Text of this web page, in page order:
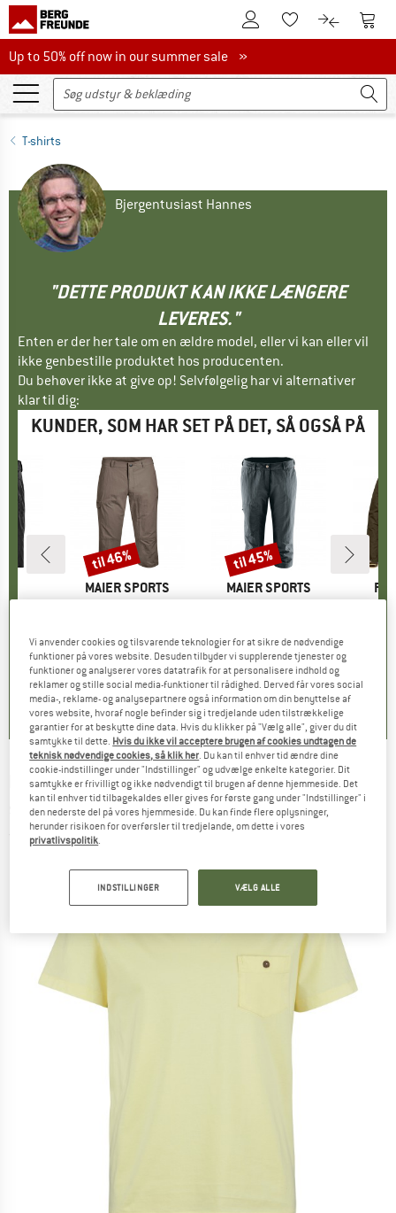
Til kundekontoenTil huskesedlen.
Til Til
Up to 50% off now in our summer sale
Up to 50% off now in our summer sale »
T-shirts
Bjergentusiast Hannes
"DETTE PRODUKT KAN IKKE LÆNGERE
LEVERES."
Enten er der her tale om en ældre model, eller vi kan eller vil
ikke genbestille produktet hos producenten.
Du behøver ikke at give op! Selvfølgelig har vi alternativer
klar til dig:
KUNDER, SOM HAR SET PÅ DET, SÅ OGSÅ PÅ
pris
€
MÆRKE
MAIER SPORTS
Pris
79,95 € Nedsat pris
fra 43,17 €
4,5(17)
Rabat
til 46%
MÆRKE
MAIER SPORTS
Pris
79,95 € Nedsat pris
fra 43,97 €
4,6(42)
Rabat
til 45%
KLITMØLLER COLLECTIVE -William Tee - T-
shirt
(0)
Vi anvender cookies og tilsvarende teknologier for at sikre de nødvendige
funktioner på vores website. Desuden tilbyder vi supplerende tjenester og
funktioner og analyserer vores datatrafik for at personalisere indhold og
reklamer og stille social media-funktioner til rådighed. Derved får vores social
media-, reklame- og analysepartnere også information om din benyttelse af
vores website, hvoraf nogle befinder sig i tredjelande uden tilstrækkelige
garantier for at beskytte dine data. Hvis du klikker på "Vælg alle", giver du dit
samtykke til dette. Hvis du ikke vil acceptere brugen af cookies undtagen de
teknisk nødvendige cookies, så klik her. Du kan til enhver tid ændre dine
cookie-indstillinger under "Indstillinger" og udvælge enkelte kategorier. Dit
samtykke er frivilligt og ikke nødvendigt til brugen af denne hjemmeside. Det
kan til enhver tid tilbagekaldes eller gives for første gang under "Indstillinger" i
den nederste del på vores hjemmeside. Du kan finde flere oplysninger,
herunder risikoen for overførsler til tredjelande, om dette i vores
privatlivspolitik.
INDSTILLINGER VÆLG ALLE